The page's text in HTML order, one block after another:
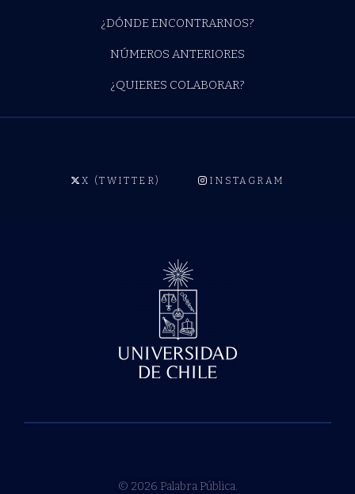
¿DÓNDE ENCONTRARNOS?
NÚMEROS ANTERIORES
¿QUIERES COLABORAR?
X (TWITTER) INSTAGRAM
© 2026 Palabra Pública.